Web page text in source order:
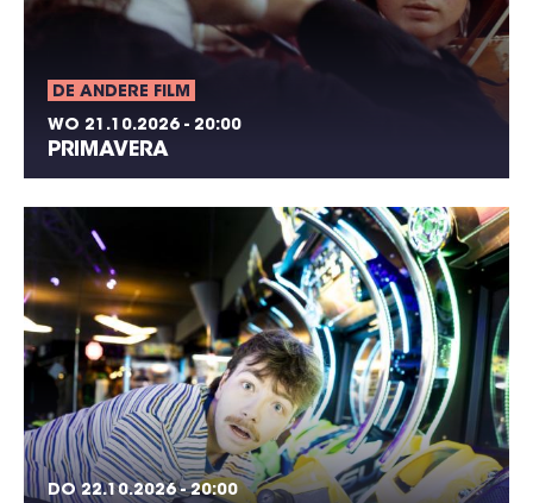
DE ANDERE FILM
WO 21.10.2026 - 20:00
PRIMAVERA
DO 22.10.2026 - 20:00